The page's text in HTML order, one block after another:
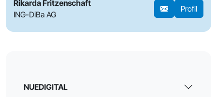
Rikarda Fritzenschaft
ING-DiBa AG
Profil
NUEDIGITAL